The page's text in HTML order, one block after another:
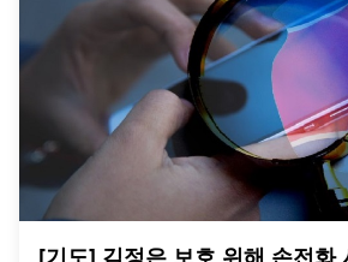
[기도] 김정은 보호 위해 손전화